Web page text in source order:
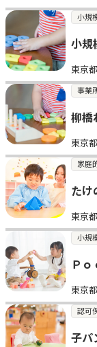
小規
小規
東京
事業
柳橋
東京
家庭
たけ
東京
小規
Ｐ
東京
認可
子パ